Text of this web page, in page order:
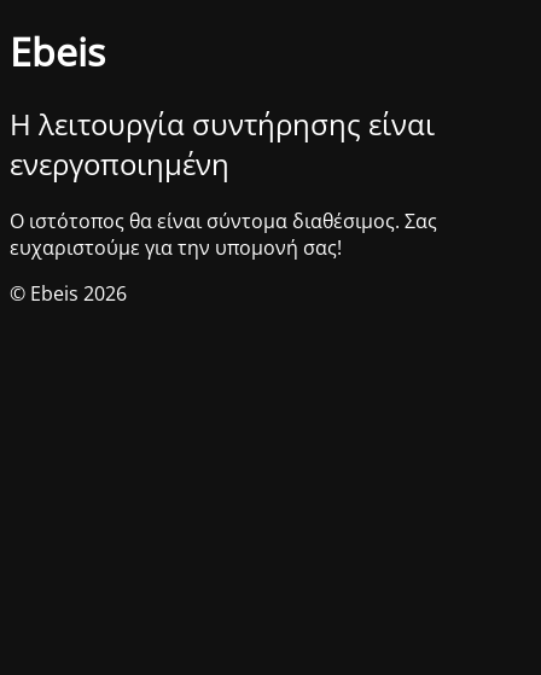
Ebeis
Η λειτουργία συντήρησης είναι
ενεργοποιημένη
Ο ιστότοπος θα είναι σύντομα διαθέσιμος. Σας
ευχαριστούμε για την υπομονή σας!
© Ebeis 2026